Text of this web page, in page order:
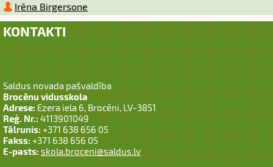
Irēna Birgersone
KONTAKTI
Saldus novada pašvaldība
Brocēnu vidusskola
Adrese:Ezera iela 6, Brocēni, LV-3851
Reģ. Nr.:4113901049
Tālrunis:+371 638 656 05
Fakss:+371 638 656 05
E-pasts:skola.broceni@saldus.lv